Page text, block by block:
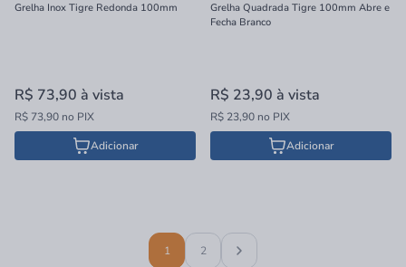
Grelha Inox Tigre Redonda 100mm
R$ 73,90 à vista
R$ 73,90 no PIX
Adicionar
Grelha Quadrada Tigre 100mm Abre e
Fecha Branco
R$ 23,90 à vista
R$ 23,90 no PIX
Adicionar
1 2